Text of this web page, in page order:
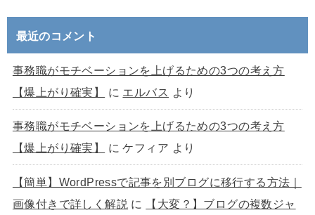
最近のコメント
事務職がモチベーションを上げるための3つの考え方
【爆上がり確実】
に エルバス より
事務職がモチベーションを上げるための3つの考え方
【爆上がり確実】
にケフィア より
【簡単】WordPressで記事を別ブログに移行する方法｜
画像付きで詳しく解説 に 【大変？】ブログの複数ジャ